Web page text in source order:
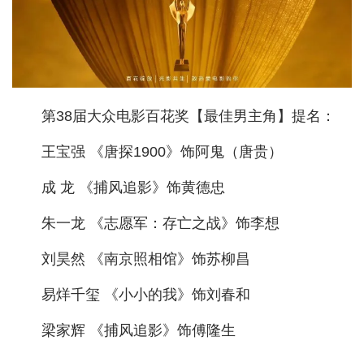
科教
健康
悠游
相亲
汽车
房产
消费
创意
第38届大众电影百花奖【最佳男主角】提名：
王宝强 《唐探1900》饰阿鬼（唐贵）
成 龙 《捕风追影》饰黄德忠
朱一龙 《志愿军：存亡之战》饰李想
刘昊然 《南京照相馆》饰苏柳昌
易烊千玺 《小小的我》饰刘春和
梁家辉 《捕风追影》饰傅隆生